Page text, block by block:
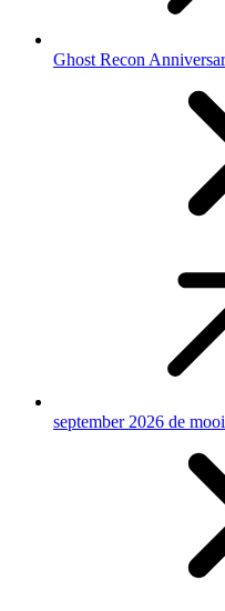
Ghost Recon
september 2026 de